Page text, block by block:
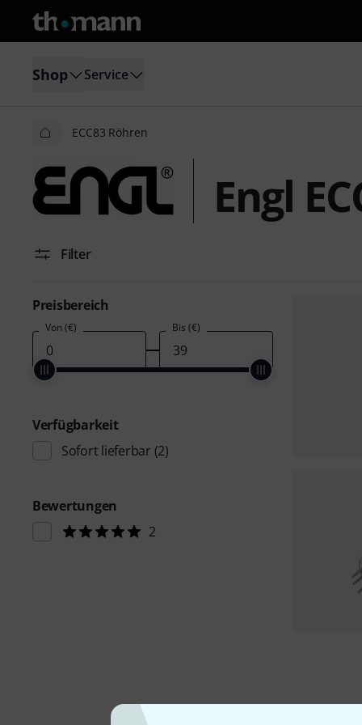
Shop Service
ECC83 Röhren
Engl
Filter
Preisbereich
Von (€) Bis (€)
Verfügbarkeit
Sofort lieferbar (2)
Bewertungen
2